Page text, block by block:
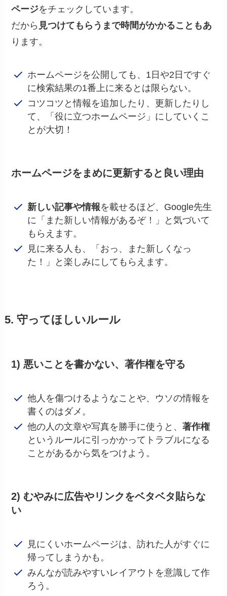
ページをチェックしています。
だから 見つけてもらうまで時間がかかることもあ
ります。
ホームページを公開しても、1日や2日ですぐ
に検索結果の1番上に来るとは限らない。
コツコツと情報を追加したり、更新したりし
て、「役に立つホームページ」にしていくこ
とが大切！
ホームページをまめに更新すると良い理由
新しい記事や情報を載せるほど、Google先生
に「また新しい情報があるぞ！」と気づいて
もらえます。
見に来る人も、「おっ、また新しくなっ
た！」と楽しみにしてもらえます。
5. 守ってほしいルール
1) 悪いことを書かない、著作権を守る
他人を傷つけるようなことや、ウソの情報を
書くのはダメ。
他の人の文章や写真を勝手に使うと、 著作権
というルールに引っかかってトラブルになる
ことがあるから気をつけよう。
2) むやみに広告やリンクをベタベタ貼らな
い
見にくいホームページは、訪れた人がすぐに
帰ってしまうかも。
みんなが読みやすいレイアウトを意識して作
ろう。